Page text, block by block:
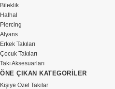
Bileklik
Halhal
Piercing
Alyans
Erkek Takıları
Çocuk Takıları
Takı Aksesuarları
ÖNE ÇIKAN KATEGORİLER
Kişiye Özel Takılar